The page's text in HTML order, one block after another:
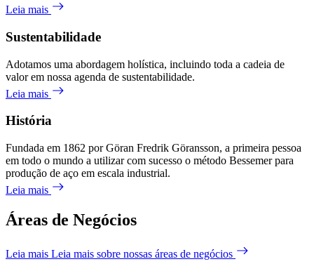
Leia mais
Sustentabilidade
Adotamos uma abordagem holística, incluindo toda a cadeia de
valor em nossa agenda de sustentabilidade.
Leia mais
História
Fundada em 1862 por Göran Fredrik Göransson, a primeira pessoa
em todo o mundo a utilizar com sucesso o método Bessemer para
produção de aço em escala industrial.
Leia mais
Áreas de Negócios
Leia mais Leia mais sobre nossas áreas de negócios